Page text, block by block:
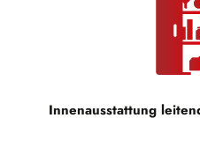
Innenausstattung